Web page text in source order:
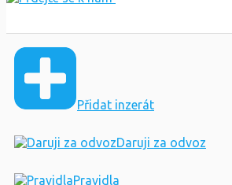
Přidat inzerát
Daruji za odvoz
Pravidla